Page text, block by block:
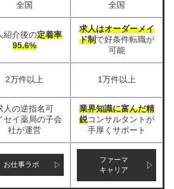
全国 全国
紹介後の定着率
95.6%
求人はオーダーメイ
ド制で好条件転職が
可能
2万件以上 1万件以上
人の逆指名可
セイ薬局の子会
社が運営
業界知識に富んだ精
鋭コンサルタントが
手厚くサポート
お仕事ラボ
ファーマ
キャリア